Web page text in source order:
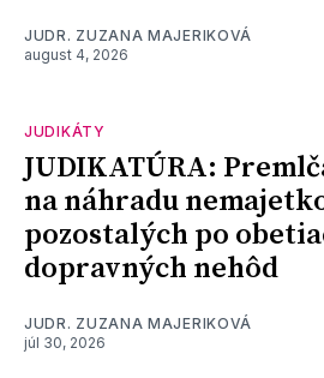
JUDR. ZUZANA MAJERIKOVÁ
august 4, 2026
JUDIKÁTY
JUDIKATÚRA:
na náhradu
pozostalých po
dopravných nehôd
JUDR. ZUZANA MAJERIKOVÁ
júl 30, 2026